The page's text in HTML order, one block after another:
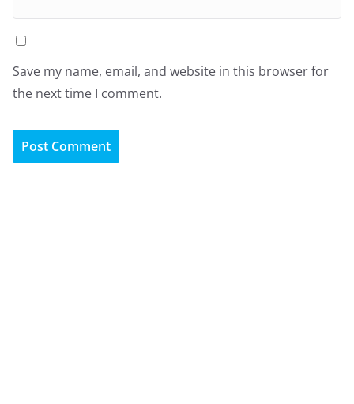
Save my name, email, and website in this browser for
the next time I comment.